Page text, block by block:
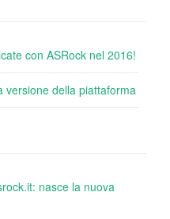
con ASRock nel 2016!
versione della piattaforma
nasce la nuova